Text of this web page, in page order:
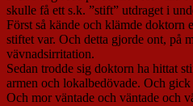
skulle få ett s.k. ”stift” utdraget i
Först så kände och klämde doktorn
stiftet var. Och detta gjorde ont, på
vävnadsirritation.
Sedan trodde sig doktorn ha hittat
armen och lokalbedövade. Och gick
Och mor väntade och väntade och